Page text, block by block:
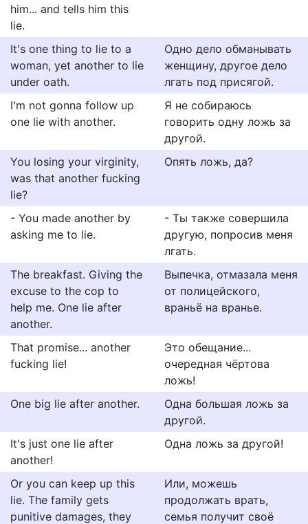
him... and tells him this
lie.
It's one thing to lie to a
woman, yet another to lie
under oath.
Одно дело обманывать
женщину, другое дело
лгать под присягой.
I'm not gonna follow up
one lie with another.
Я не собираюсь
говорить одну ложь за
другой.
You losing your virginity,
was that another fucking
lie?
Опять ложь, да?
- You made another by
asking me to lie.
- Ты также совершила
другую, попросив меня
лгать.
The breakfast. Giving the
excuse to the cop to
help me. One lie after
another.
Выпечка, отмазала меня
от полицейского,
враньё на вранье.
That promise... another
fucking lie!
Это обещание...
очередная чёртова
ложь!
One big lie after another.
Одна большая ложь за
другой.
It's just one lie after
another!
Одна ложь за другой!
Or you can keep up this
lie. The family gets
punitive damages, they
Или, можешь
продолжать врать,
семья получит своё